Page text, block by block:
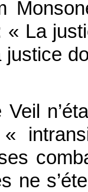
« La
ne